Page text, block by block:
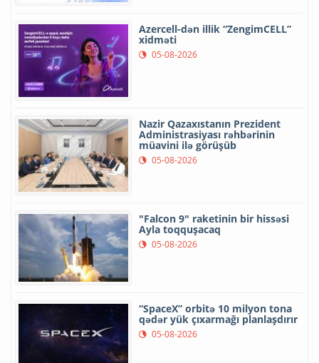
Azercell-dən illik “ZengimCELL”
xidməti
05-08-2026
Nazir Qazaxıstanın Prezident
Administrasiyası rəhbərinin
müavini ilə görüşüb
05-08-2026
"Falcon 9" raketinin bir hissəsi
Ayla toqquşacaq
05-08-2026
“SpaceX” orbitə 10 milyon tona
qədər yük çıxarmağı planlaşdırır
05-08-2026